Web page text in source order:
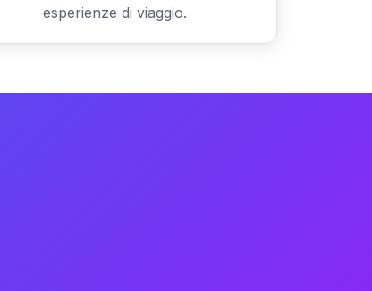
esperienze di viaggio.